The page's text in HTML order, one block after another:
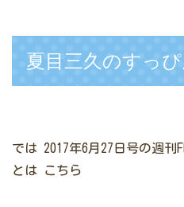
夏目三久のすっ
では 2017年6月27日号の週刊
とは こちら